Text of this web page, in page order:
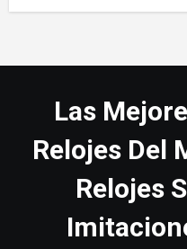
Las
Relojes Del
Relojes